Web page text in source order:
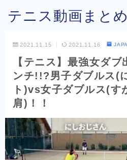
テニス動画まとめ
2021.11.15 2021.11.16
【テニス】最強女ダ
ンチ!!?男子ダブルス(
ト)vs女子ダブルス(す
肩)！！